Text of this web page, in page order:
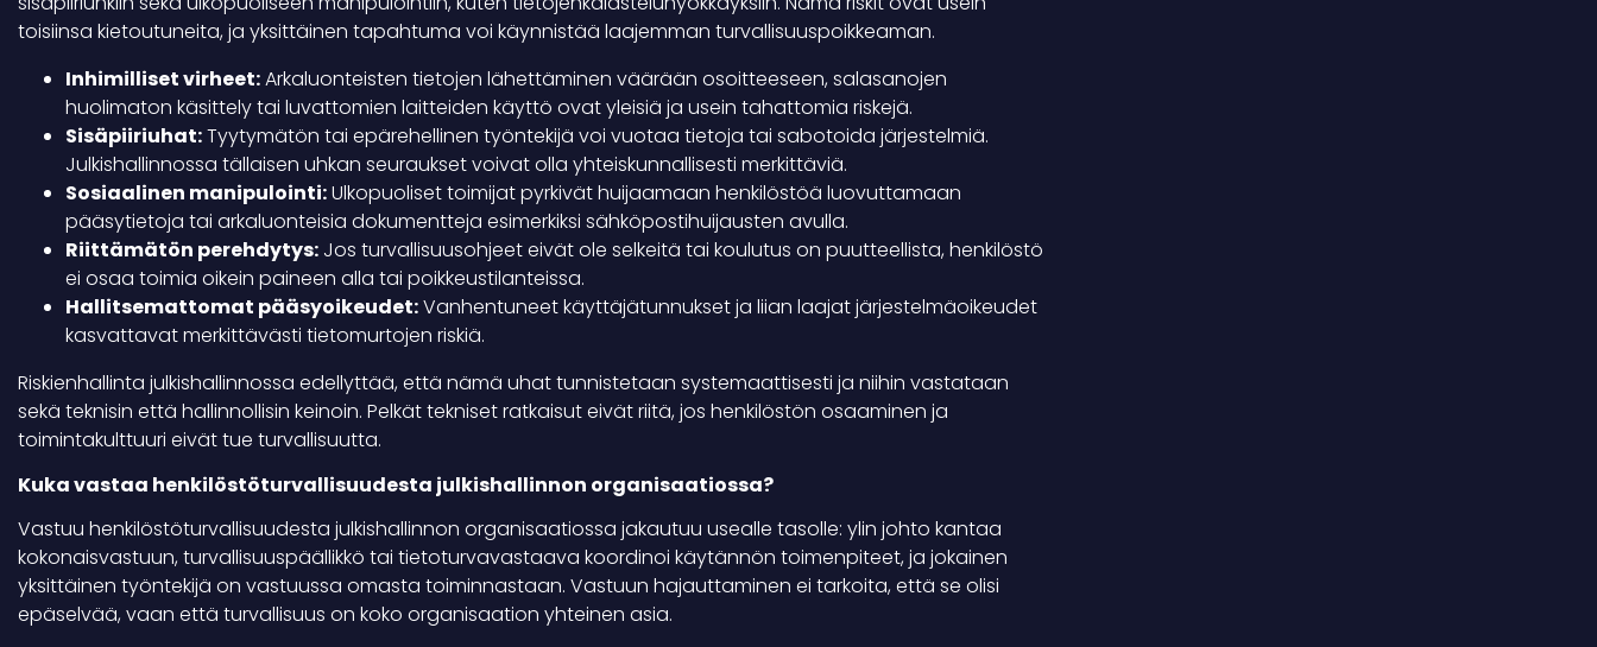
toisiinsa kietoutuneita, ja yksittäinen tapahtuma voi käynnistää laajemman turvallisuuspoikkeaman.
Inhimilliset virheet:Arkaluonteisten tietojen lähettäminen väärään osoitteeseen, salasanojen
huolimaton käsittely tai luvattomien laitteiden käyttö ovat yleisiä ja usein tahattomia riskejä.
Sisäpiiriuhat:Tyytymätön tai epärehellinen työntekijä voi vuotaa tietoja tai sabotoida järjestelmiä.
Julkishallinnossa tällaisen uhkan seuraukset voivat olla yhteiskunnallisesti merkittäviä.
Sosiaalinen manipulointi:Ulkopuoliset toimijat pyrkivät huijaamaan henkilöstöä luovuttamaan
pääsytietoja tai arkaluonteisia dokumentteja esimerkiksi sähköpostihuijausten avulla.
Riittämätön perehdytys: Jos turvallisuusohjeet eivät ole selkeitä tai koulutus on puutteellista, henkilöstö
ei osaa toimia oikein paineen alla tai poikkeustilanteissa.
Hallitsemattomat pääsyoikeudet:Vanhentuneet käyttäjätunnukset ja liian laajat järjestelmäoikeudet
kasvattavat merkittävästi tietomurtojen riskiä.
Riskienhallinta julkishallinnossa edellyttää, että nämä uhat tunnistetaan systemaattisesti ja niihin vastataan
sekä teknisin että hallinnollisin keinoin. Pelkät tekniset ratkaisut eivät riitä, jos henkilöstön osaaminen ja
toimintakulttuuri eivät tue turvallisuutta.
Kuka vastaa henkilöstöturvallisuudesta julkishallinnon organisaatiossa?
Vastuu henkilöstöturvallisuudesta julkishallinnon organisaatiossa jakautuu usealle tasolle: ylin johto kantaa
kokonaisvastuun, turvallisuuspäällikkö tai tietoturvavastaava koordinoi käytännön toimenpiteet, ja jokainen
yksittäinen työntekijä on vastuussa omasta toiminnastaan. Vastuun hajauttaminen ei tarkoita, että se olisi
epäselvää, vaan että turvallisuus on koko organisaation yhteinen asia.